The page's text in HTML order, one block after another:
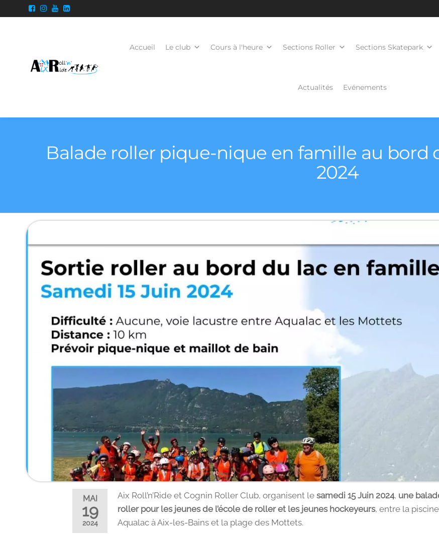
Accueil Le club Cours à l'heure Sections Roller Sections Skatepark
Actualités Evénements
Balade roller pique-nique en famille au bord
2024
MAI
19
2024
Aix Roll’n’Ride et Cognin Roller Club, organisent lesamedi 15 Juin 2024, une
roller pour les jeunes de l’école de roller et les jeunes hockeyeurs, entre la piscine
Aqualac à Aix-les-Bains et la plage des Mottets.